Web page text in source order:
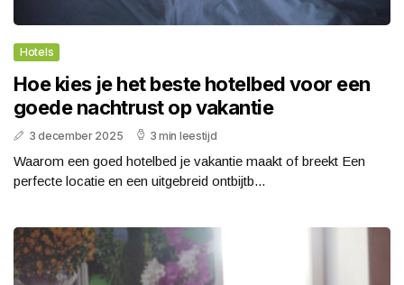
Hotels
Hoe kies je het beste hotelbed voor een
goede nachtrust op vakantie
3 december 2025 3 min leestijd
Waarom een goed hotelbed je vakantie maakt of breekt Een
perfecte locatie en een uitgebreid ontbijtb...